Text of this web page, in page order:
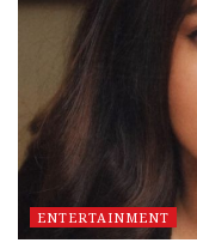
ENTERTAINMENT